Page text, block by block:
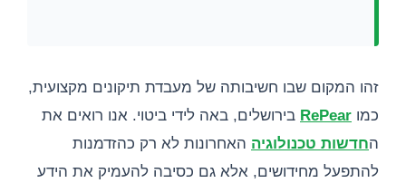
זהו המקום שבו חשיבותה של מעבדת תיקונים מקצועית,
כמו RePear בירושלים, באה לידי ביטוי. אנו רואים את
החדשות טכנולוגיה האחרונות לא רק כהזדמנות
להתפעל מחידושים, אלא גם כסיבה להעמיק את הידע